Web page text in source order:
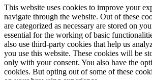
This website uses cookies to improve your
navigate through the website. Out of these
are categorized as necessary are stored on
essential for the working of basic
also use third-party cookies that help us
you use this website. These cookies will be
only with your consent. You also have the
cookies. But opting out of some of these